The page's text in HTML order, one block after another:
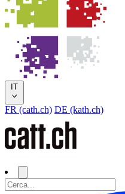
IT
FR (cath.ch) DE (kath.ch)